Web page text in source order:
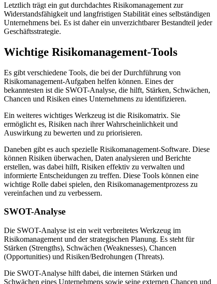
Letztlich trägt ein gut durchdachtes Risikomanagement zur
Widerstandsfähigkeit und langfristigen Stabilität eines selbständigen
Unternehmens bei. Es ist daher ein unverzichtbarer Bestandteil jeder
Geschäftsstrategie.
Wichtige Risikomanagement-Tools
Es gibt verschiedene Tools, die bei der Durchführung von
Risikomanagement-Aufgaben helfen können. Eines der
bekanntesten ist die SWOT-Analyse, die hilft, Stärken, Schwächen,
Chancen und Risiken eines Unternehmens zu identifizieren.
Ein weiteres wichtiges Werkzeug ist die Risikomatrix. Sie
ermöglicht es, Risiken nach ihrer Wahrscheinlichkeit und
Auswirkung zu bewerten und zu priorisieren.
Daneben gibt es auch spezielle Risikomanagement-Software. Diese
können Risiken überwachen, Daten analysieren und Berichte
erstellen, was dabei hilft, Risiken effektiv zu verwalten und
informierte Entscheidungen zu treffen. Diese Tools können eine
wichtige Rolle dabei spielen, den Risikomanagementprozess zu
vereinfachen und zu verbessern.
SWOT-Analyse
Die SWOT-Analyse ist ein weit verbreitetes Werkzeug im
Risikomanagement und der strategischen Planung. Es steht für
Stärken (Strengths), Schwächen (Weaknesses), Chancen
(Opportunities) und Risiken/Bedrohungen (Threats).
Die SWOT-Analyse hilft dabei, die internen Stärken und
Schwächen eines Unternehmens sowie seine externen Chancen und